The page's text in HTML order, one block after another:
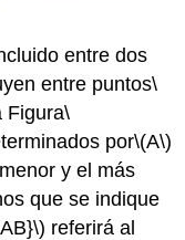
entre dos
entre puntos\
Figura\
por\(A\)
y el más
que se indique
referirá al